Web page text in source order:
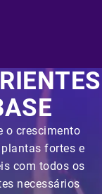
o crescimento
fortes e
com todos os
necessários